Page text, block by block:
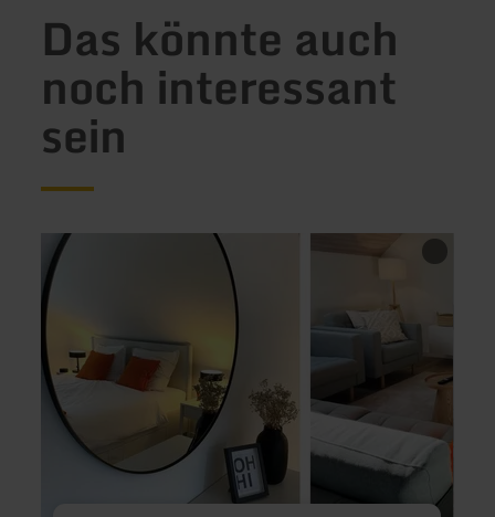
Das könnte auch
noch interessant
sein
mehr
erfahren
zu:
Ferienwohnung
wita31
-